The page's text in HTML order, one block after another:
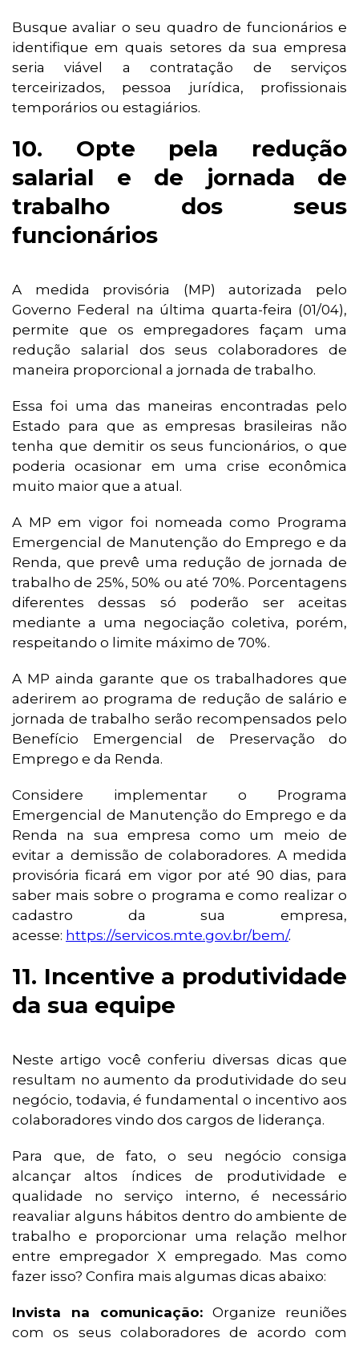
Busque avaliar o seu quadro de funcionários e
identifique em quais setores da sua empresa
seria viável a contratação de serviços
terceirizados, pessoa jurídica, profissionais
temporários ou estagiários.
10. Opte pela redução
salarial e de jornada de
trabalho dos seus
funcionários
A medida provisória (MP) autorizada pelo
Governo Federal na última quarta-feira (01/04),
permite que os empregadores façam uma
redução salarial dos seus colaboradores de
maneira proporcional a jornada de trabalho.
Essa foi uma das maneiras encontradas pelo
Estado para que as empresas brasileiras não
tenha que demitir os seus funcionários, o que
poderia ocasionar em uma crise econômica
muito maior que a atual.
A MP em vigor foi nomeada como Programa
Emergencial de Manutenção do Emprego e da
Renda, que prevê uma redução de jornada de
trabalho de 25%, 50% ou até 70%. Porcentagens
diferentes dessas só poderão ser aceitas
mediante a uma negociação coletiva, porém,
respeitando o limite máximo de 70%.
A MP ainda garante que os trabalhadores que
aderirem ao programa de redução de salário e
jornada de trabalho serão recompensados pelo
Benefício Emergencial de Preservação do
Emprego e da Renda.
Considere implementar o Programa
Emergencial de Manutenção do Emprego e da
Renda na sua empresa como um meio de
evitar a demissão de colaboradores. A medida
provisória ficará em vigor por até 90 dias, para
saber mais sobre o programa e como realizar o
cadastro da sua empresa,
acesse: https://servicos.mte.gov.br/bem/.
11. Incentive a produtividade
da sua equipe
Neste artigo você conferiu diversas dicas que
resultam no aumento da produtividade do seu
negócio, todavia, é fundamental o incentivo aos
colaboradores vindo dos cargos de liderança.
Para que, de fato, o seu negócio consiga
alcançar altos índices de produtividade e
qualidade no serviço interno, é necessário
reavaliar alguns hábitos dentro do ambiente de
trabalho e proporcionar uma relação melhor
entre empregador X empregado. Mas como
fazer isso? Confira mais algumas dicas abaixo:
Invista na comunicação: Organize reuniões
com os seus colaboradores de acordo com